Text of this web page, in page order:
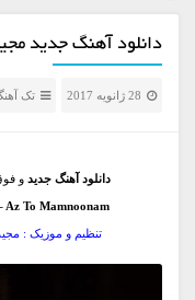
دانلود آهنگ جدید
28 ژانویه 2017 تک
دانلود آهنگ جدیدو
Az To Mamnoonam
تنظیم و موزیک :